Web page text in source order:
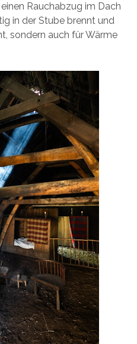
Rauchabzug im Dach
in der Stube brennt und
sondern auch für Wärme